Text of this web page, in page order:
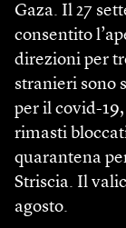
Gaza. Il 27
consentito
direzioni per
stranieri sono
per il covid-
rimasti
quarantena
Striscia. Il
agosto.